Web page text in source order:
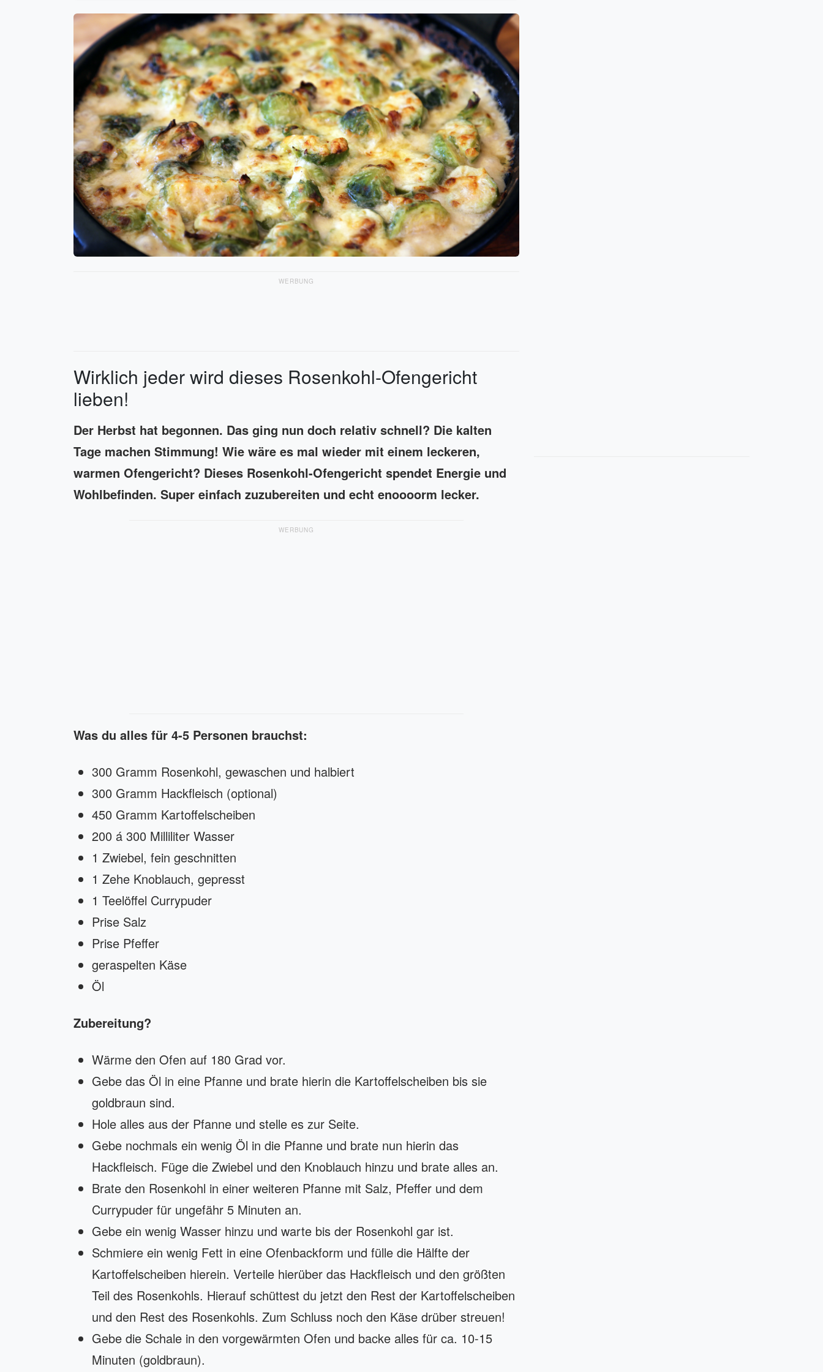
WERBUNG
Wirklich jeder wird dieses Rosenkohl-Ofengericht
lieben!
Der Herbst hat begonnen. Das ging nun doch relativ schnell? Die kalten
Tage machen Stimmung! Wie wäre es mal wieder mit einem leckeren,
warmen Ofengericht? Dieses Rosenkohl-Ofengericht spendet Energie und
Wohlbefinden. Super einfach zuzubereiten und echt enoooorm lecker.
WERBUNG
Was du alles für 4-5 Personen brauchst:
300 Gramm Rosenkohl, gewaschen und halbiert
300 Gramm Hackfleisch (optional)
450 Gramm Kartoffelscheiben
200 á 300 Milliliter Wasser
1 Zwiebel, fein geschnitten
1 Zehe Knoblauch, gepresst
1 Teelöffel Currypuder
Prise Salz
Prise Pfeffer
geraspelten Käse
Öl
Zubereitung?
Wärme den Ofen auf 180 Grad vor.
Gebe das Öl in eine Pfanne und brate hierin die Kartoffelscheiben bis sie
goldbraun sind.
Hole alles aus der Pfanne und stelle es zur Seite.
Gebe nochmals ein wenig Öl in die Pfanne und brate nun hierin das
Hackfleisch. Füge die Zwiebel und den Knoblauch hinzu und brate alles an.
Brate den Rosenkohl in einer weiteren Pfanne mit Salz, Pfeffer und dem
Currypuder für ungefähr 5 Minuten an.
Gebe ein wenig Wasser hinzu und warte bis der Rosenkohl gar ist.
Schmiere ein wenig Fett in eine Ofenbackform und fülle die Hälfte der
Kartoffelscheiben hierein. Verteile hierüber das Hackfleisch und den größten
Teil des Rosenkohls. Hierauf schüttest du jetzt den Rest der Kartoffelscheiben
und den Rest des Rosenkohls. Zum Schluss noch den Käse drüber streuen!
Gebe die Schale in den vorgewärmten Ofen und backe alles für ca. 10-15
Minuten (goldbraun).